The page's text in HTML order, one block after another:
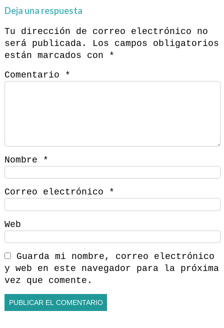
Deja una respuesta
Tu dirección de correo electrónico no
será publicada.
Los campos obligatorios
están marcados con
*
Comentario
*
Nombre *
Correo electrónico *
Web
Guarda mi nombre, correo electrónico
y web en este navegador para la próxima
vez que comente.